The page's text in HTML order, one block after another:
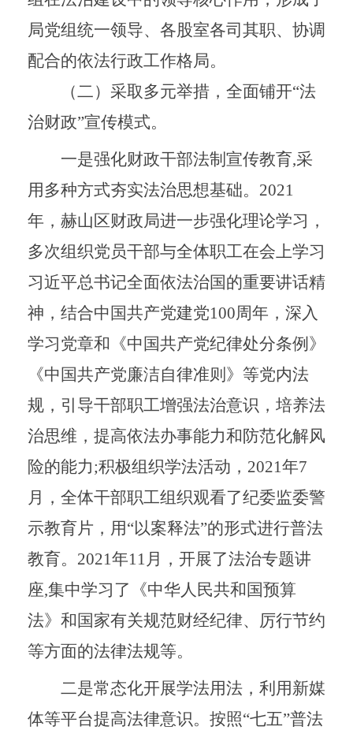
局党组统一领导、各股室各司其职、协调
配合的依法行政工作格局。
（二）采取多元举措，全面铺开“法
治财政”宣传模式。
一是强化财政干部法制宣传教育,采
用多种方式夯实法治思想基础。 2021
年，赫山区财政局进一步强化理论学习，
多次组织党员干部与全体职工在会上学习
习近平总书记全面依法治国的重要讲话精
神，结合中国共产党建党100周年，深入
学习党章和《中国共产党纪律处分条例》
《中国共产党廉洁自律准则》等党内法
规，引导干部职工增强法治意识，培养法
治思维，提高依法办事能力和防范化解风
险的能力;积极组织学法活动， 2021年7
月，全体干部职工组织观看了纪委监委警
示教育片，用“以案释法”的形式进行普法
教育。 2021年11月，开展了法治专题讲
座,集中学习了《中华人民共和国预算
法》和国家有关规范财经纪律、厉行节约
等方面的法律法规等。
二是常态化开展学法用法，利用新媒
体等平台提高法律意识。按照“七五”普法